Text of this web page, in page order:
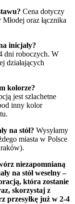
Cena dotyczy
oraz łącznika
inicjały?
dni roboczych. W
działających
kolorze?
jest szlachetne
inny kolor
na stół? Wysyłamy
miasta w Polsce
.
niezapomnianą
na stół weselny –
która zostanie
skorzystaj z
przesyłkę już w 2-4